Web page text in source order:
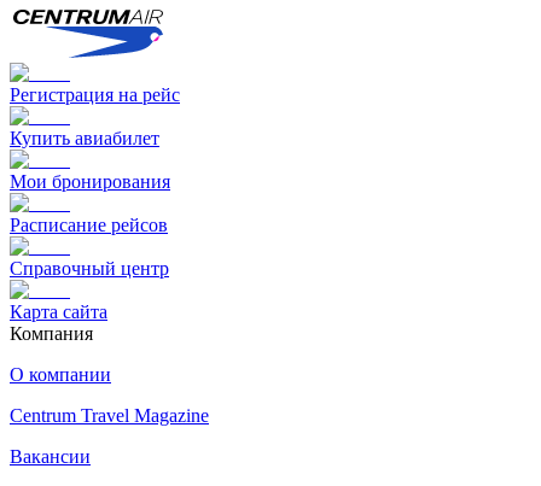
Регистрация на рейс
Купить авиабилет
Мои бронирования
Расписание рейсов
Справочный центр
Карта сайта
Компания
О компании
Centrum Travel Magazine
Вакансии